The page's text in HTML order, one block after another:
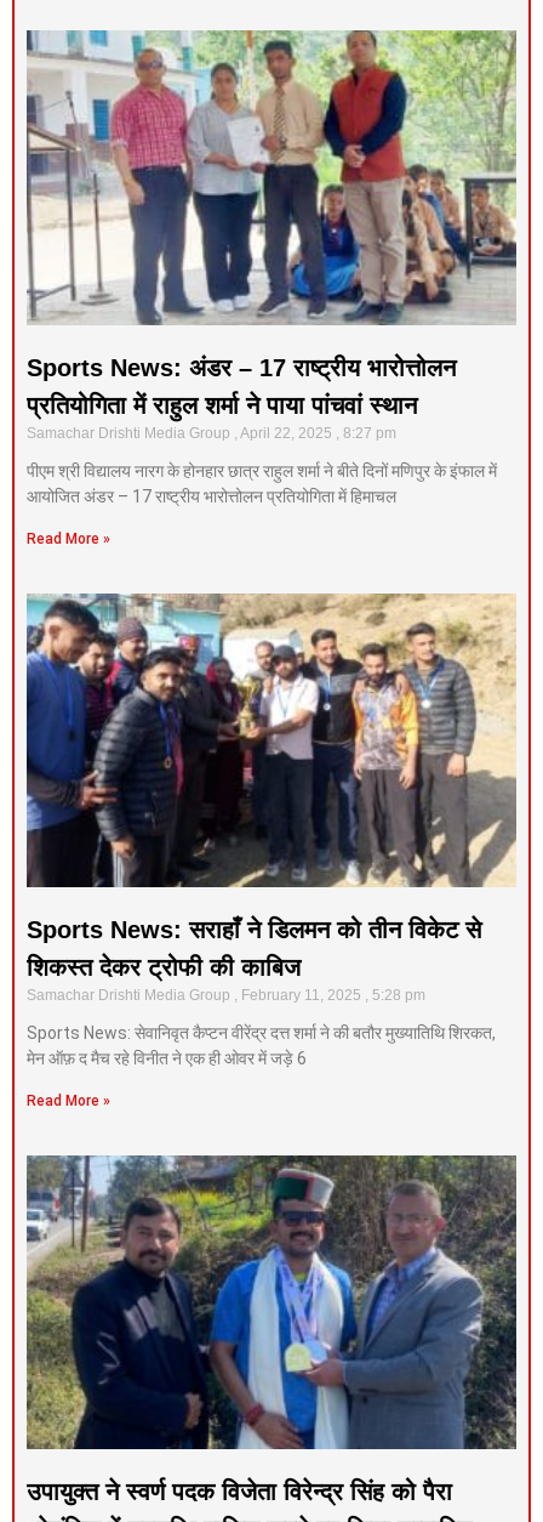
Sports News: अंडर – 17 राष्ट्रीय भारोत्तोलन
प्रतियोगिता में राहुल शर्मा ने पाया पांचवां स्थान
Samachar Drishti Media Group April 22, 2025 8:27 pm
पीएम श्री विद्यालय नारग के होनहार छात्र राहुल शर्मा ने बीते दिनों मणिपुर के इंफाल में
आयोजित अंडर – 17 राष्ट्रीय भारोत्तोलन प्रतियोगिता में हिमाचल
Read More »
Sports News: सराहाँ ने डिलमन को तीन विकेट से
शिकस्त देकर ट्रोफी की काबिज
Samachar Drishti Media Group February 11, 2025 5:28 pm
Sports News: सेवानिवृत कैप्टन वीरेंद्र दत्त शर्मा ने की बतौर मुख्यातिथि शिरकत,
मेन ऑफ़ द मैच रहे विनीत ने एक ही ओवर में जड़े 6
Read More »
उपायुक्त ने स्वर्ण पदक विजेता विरेन्द्र सिंह को पैरा